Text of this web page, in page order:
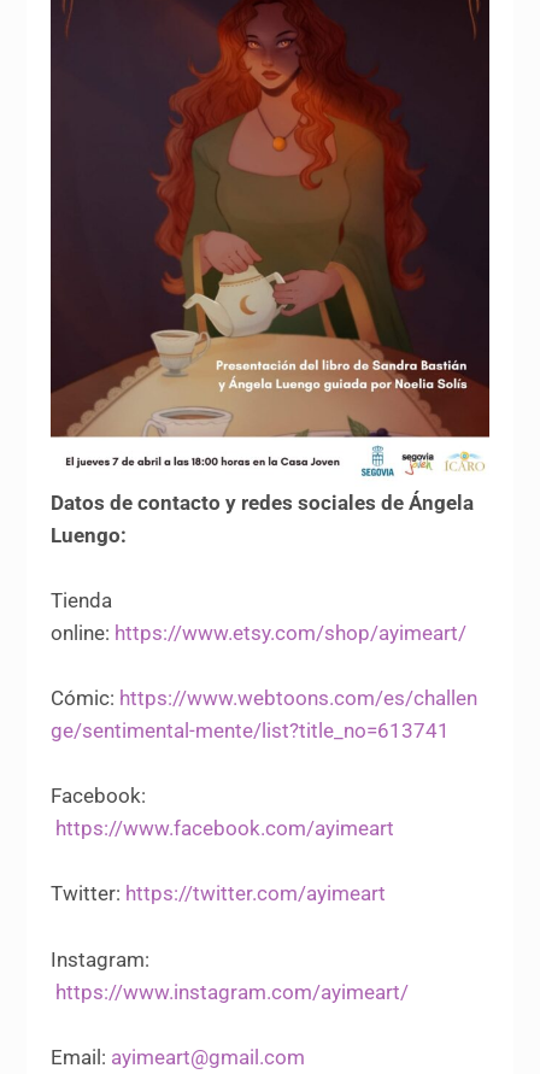
Datos de contacto y redes sociales de Ángela
Luengo:
Tienda
online: https://www.etsy.com/shop/ayimeart/
Cómic: https://www.webtoons.com/es/challen
ge/sentimental-mente/list?title_no=613741
Facebook:
https://www.facebook.com/ayimeart
Twitter: https://twitter.com/ayimeart
Instagram:
https://www.instagram.com/ayimeart/
Email: ayimeart@gmail.com